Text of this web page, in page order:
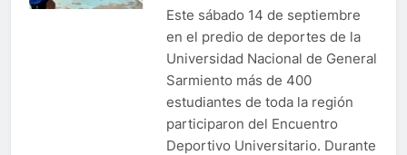
Este sábado 14 de septiembre
en el predio de deportes de la
Universidad Nacional de General
Sarmiento más de 400
estudiantes de toda la región
participaron del Encuentro
Deportivo Universitario. Durante